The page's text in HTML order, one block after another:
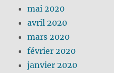
mai 2020
avril 2020
mars 2020
février 2020
janvier 2020